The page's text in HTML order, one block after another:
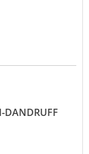
DANDRUFF